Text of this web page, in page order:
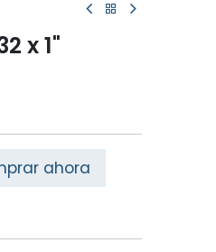
x 1"
ahora